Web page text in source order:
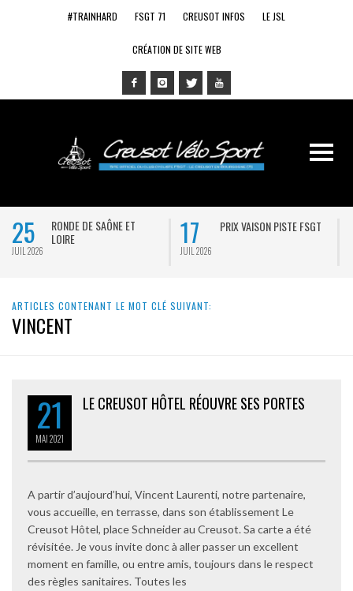
#TRAINHARD FSGT 71 CREUSOT INFOS LE JSL
CRÉATION DE SITE WEB
25
JUIL 2026
RONDE DE SAÔNE ET
LOIRE
17
JUIL 2026
PRIX VAISON PISTE FSGT
ARTICLES CONTENANT LE MOT CLÉ SUIVANT:
VINCENT
21
MAI2021
LE CREUSOT HÔTEL RÉOUVRE SES PORTES
A partir d’aujourd’hui, Vincent Laurenti, notre partenaire,
vous accueille, en terrasse, dans son établissement Le
Creusot Hôtel, place Schneider au Creusot. Sa carte a été
révisitée. Je vous invite donc à aller passer un excellent
moment en famille, ou entre amis, toujours dans le respect
des règles sanitaires. Toutes les